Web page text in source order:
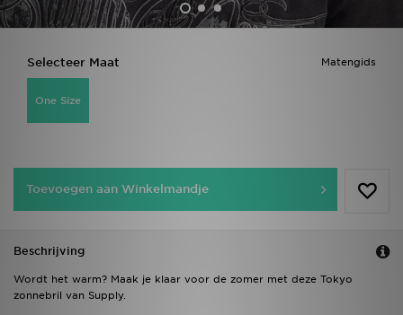
Matengids
Selecteer Maat
One Size
Toevoegen aan Winkelmandje
Beschrijving
Wordt het warm? Maak je klaar voor de zomer met deze Tokyo
zonnebril van Supply.
Wie wij zijn